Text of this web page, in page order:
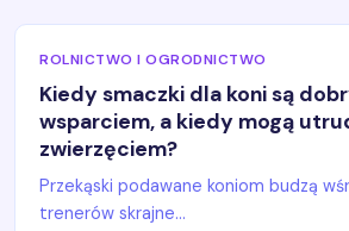
ROLNICTWO I OGRODNICTWO
Kiedy smaczki dla koni są
wsparciem, a kiedy mogą
zwierzęciem?
Przekąski podawane koniom budzą
trenerów skrajne...